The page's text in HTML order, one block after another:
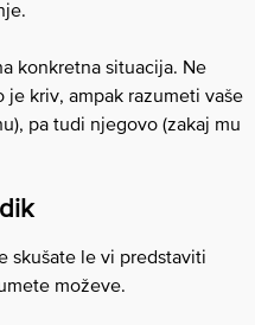
konkretna situacija. Ne
kriv, ampak razumeti vaše
pa tudi njegovo (zakaj mu
skušate le vi predstaviti
moževe.